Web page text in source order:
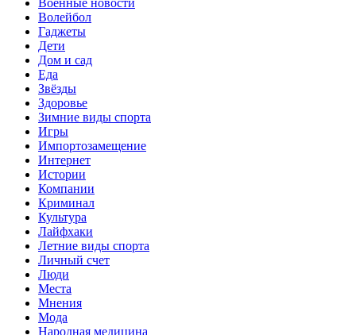
Волейбол
Гаджеты
Дети
Дом и сад
Еда
Звёзды
Здоровье
Зимние виды спорта
Игры
Импортозамещение
Интернет
Истории
Компании
Криминал
Культура
Лайфхаки
Летние виды спорта
Личный счет
Люди
Места
Мнения
Мода
Народная медицина